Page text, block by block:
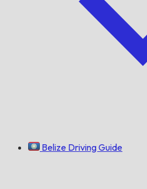
Belize Driving Guide